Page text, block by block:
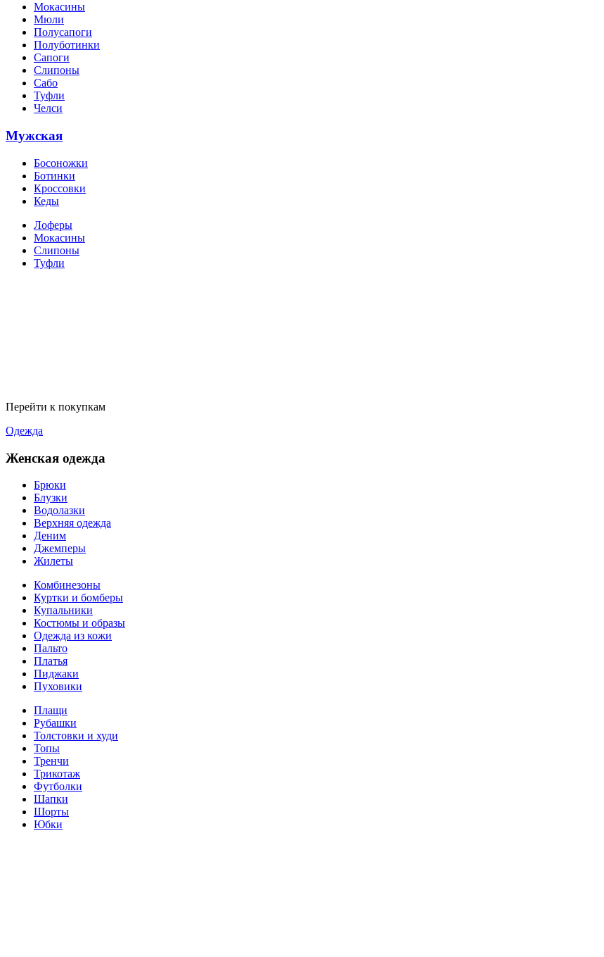
Мокасины
Мюли
Полусапоги
Полуботинки
Сапоги
Слипоны
Сабо
Туфли
Челси
Мужская
Босоножки
Ботинки
Кроссовки
Кеды
Лоферы
Мокасины
Слипоны
Туфли
Перейти к покупкам
Одежда
Женская одежда
Брюки
Блузки
Водолазки
Верхняя одежда
Деним
Джемперы
Жилеты
Комбинезоны
Куртки и бомберы
Купальники
Костюмы и образы
Одежда из кожи
Пальто
Платья
Пиджаки
Пуховики
Плащи
Рубашки
Толстовки и худи
Топы
Тренчи
Трикотаж
Футболки
Шапки
Шорты
Юбки